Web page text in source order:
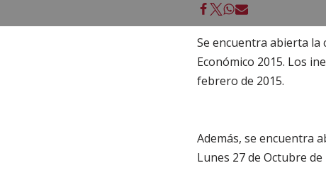
Se encuentra abierta la
Económico 2015. Los
febrero de 2015.
Además, se encuentra
Lunes 27 de Octubre